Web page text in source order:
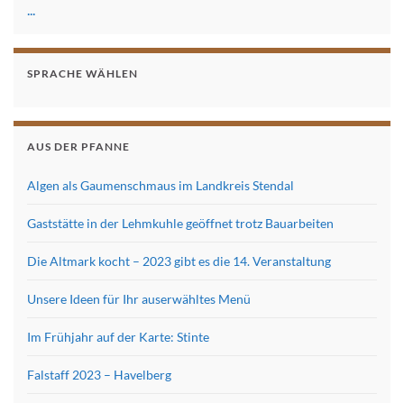
SPRACHE WÄHLEN
AUS DER PFANNE
Algen als Gaumenschmaus im Landkreis Stendal
Gaststätte in der Lehmkuhle geöffnet trotz Bauarbeiten
Die Altmark kocht – 2023 gibt es die 14. Veranstaltung
Unsere Ideen für Ihr auserwähltes Menü
Im Frühjahr auf der Karte: Stinte
Falstaff 2023 – Havelberg